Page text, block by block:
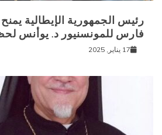
رئيس الجمهورية الإيطالية
فارس للمونسنيور د. يوأنس
17 يناير, 2025